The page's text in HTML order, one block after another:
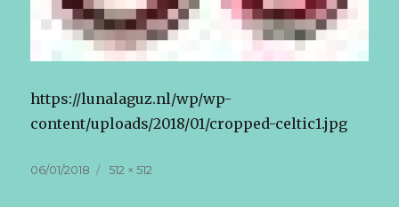
https://lunalaguz.nl/wp/wp-
content/uploads/2018/01/cropped-celtic1.jpg
Geplaatst
06/01/2018
Volledige
512 × 512